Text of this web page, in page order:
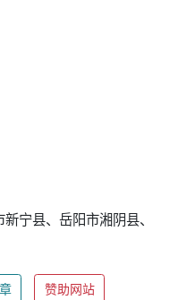
宁县、岳阳市湘阴县、
赞助网站